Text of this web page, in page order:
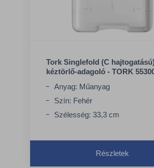
Tork Singlefold (C
kéztörlő-adagoló - TORK
Anyag: Műanyag
Szín: Fehér
Szélesség: 33,3 cm
Részletek